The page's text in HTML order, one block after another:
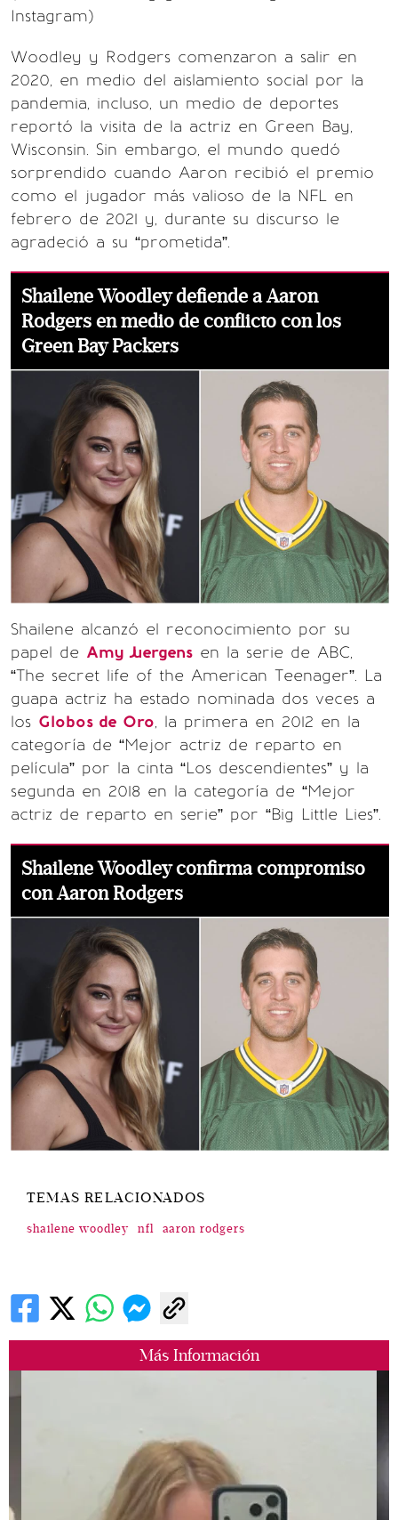
Más Información
Instagram)
Woodley y Rodgers comenzaron a salir en
2020, en medio del aislamiento social por la
pandemia, incluso, un medio de deportes
reportó la visita de la actriz en Green Bay,
Wisconsin. Sin embargo, el mundo quedó
sorprendido cuando Aaron recibió el premio
como el jugador más valioso de la NFL en
febrero de 2021 y, durante su discurso le
agradeció a su “prometida”.
Shailene Woodley defiende a Aaron
Rodgers en medio de conflicto con los
Green Bay Packers
Shailene alcanzó el reconocimiento por su
papel de Amy Juergens en la serie de ABC,
“The secret life of the American Teenager”. La
guapa actriz ha estado nominada dos veces a
los Globos de Oro, la primera en 2012 en la
categoría de “Mejor actriz de reparto en
película” por la cinta “Los descendientes” y la
segunda en 2018 en la categoría de “Mejor
actriz de reparto en serie” por “Big Little Lies”.
Shailene Woodley confirma compromiso
con Aaron Rodgers
TEMAS RELACIONADOS
shailene woodley nfl aaron rodgers